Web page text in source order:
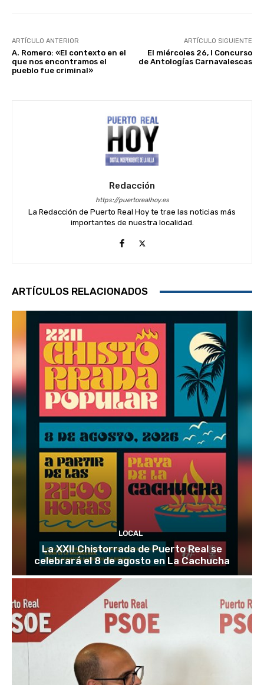
ARTÍCULO ANTERIOR
A. Romero: «El contexto en el
que nos encontramos el
pueblo fue criminal»
ARTÍCULO SIGUIENTE
El miércoles 26, I Concurso
de Antologías Carnavalescas
Redacción
https://puertorealhoy.es
La Redacción de Puerto Real Hoy te trae las noticias más
importantes de nuestra localidad.
ARTÍCULOS RELACIONADOS
LOCAL
La XXII Chistorrada de Puerto Real se
celebrará el 8 de agosto en La Cachucha